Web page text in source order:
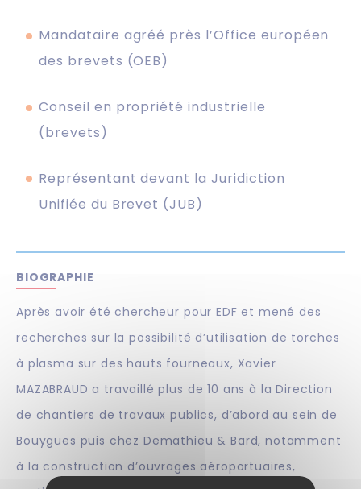
Mandataire agréé près l’Office européen
des brevets (OEB)
Conseil en propriété industrielle
(brevets)
Représentant devant la Juridiction
Unifiée du Brevet (JUB)
BIOGRAPHIE
Après avoir été chercheur pour EDF et mené des
recherches sur la possibilité d’utilisation de torches
à plasma sur des hauts fourneaux, Xavier
MAZABRAUD a travaillé plus de 10 ans à la Direction
de chantiers de travaux publics, d’abord au sein de
Bouygues puis chez Demathieu & Bard, notamment
à la construction d’ouvrages aéroportuaires,